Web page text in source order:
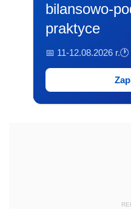
bilansowo-
praktyce
📅 11-12.08.2026 r.🕐